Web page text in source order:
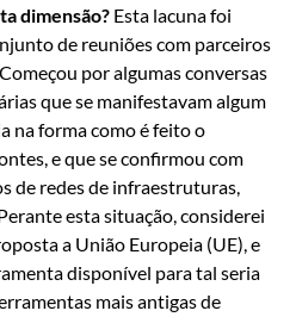
dimensão? Esta lacuna foi
de reuniões com parceiros
por algumas conversas
que se manifestavam algum
na forma como é feito o
e que se confirmou com
de redes de infraestruturas,
esta situação, considerei
a União Europeia (UE), e
disponível para tal seria
mais antigas de